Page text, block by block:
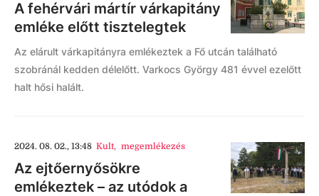
A fehérvári mártír várkapitány
emléke előtt tisztelegtek
Az elárult várkapitányra emlékeztek a Fő utcán található
szobránál kedden délelőtt. Varkocs György 481 évvel ezelőtt
halt hősi halált.
2024. 08. 02., 13:48 Kult, megemlékezés
Az ejtőernyősökre
emlékeztek – az utódok a